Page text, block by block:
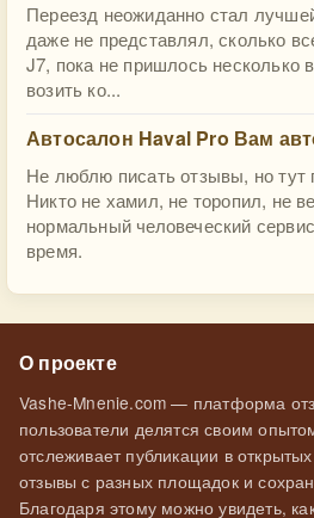
Переезд неожиданно стал
даже не представлял, сколько
J7, пока не пришлось несколько
возить ко...
Автосалон Haval Pro Вам
Не люблю писать отзывы, но тут
Никто не хамил, не торопил, не
нормальный человеческий
время.
О проекте
Vashe-Mnenie.com — платформа
пользователи делятся своим
отслеживает публикации в
отзывы с разных площадок и
Благодаря этому можно увидеть,